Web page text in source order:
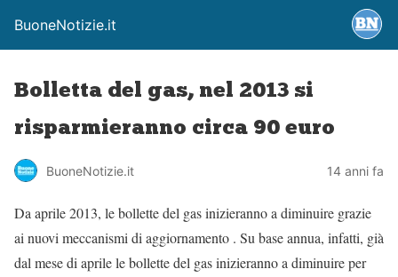
BuoneNotizie.it
Bolletta del gas, nel 2013 si
risparmieranno circa 90 euro
BuoneNotizie.it 14 anni fa
Da aprile 2013, le bollette del gas inizieranno a diminuire grazie
ai nuovi meccanismi di aggiornamento . Su base annua, infatti, già
dal mese di aprile le bollette del gas inizieranno a diminuire per